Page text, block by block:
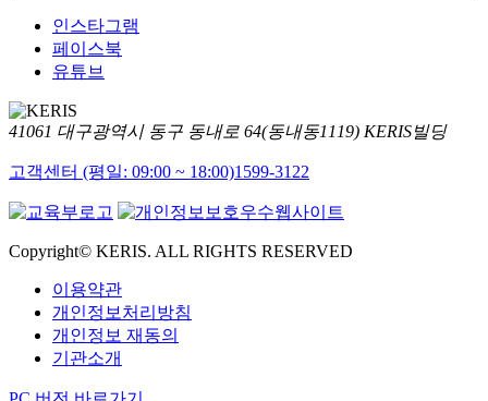
인스타그램
페이스북
유튜브
41061 대구광역시 동구 동내로 64(동내동1119) KERIS빌딩
고객센터 (평일: 09:00 ~ 18:00)1599-3122
Copyright© KERIS. ALL RIGHTS RESERVED
이용약관
개인정보처리방침
개인정보 재동의
기관소개